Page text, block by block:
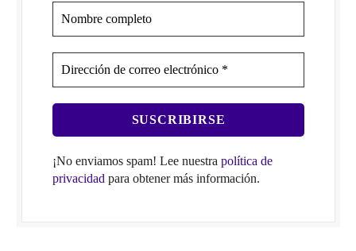
¡No enviamos spam! Lee nuestra política de
privacidadpara obtener más información.